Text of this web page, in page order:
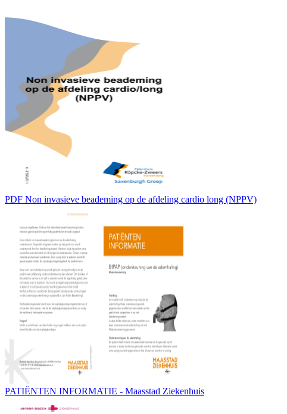
PDF Non invasieve beademing op de afdeling cardio long (NPPV)
PATIËNTEN INFORMATIE - Maasstad Ziekenhuis